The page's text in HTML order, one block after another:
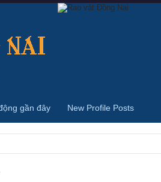
gần đây New Profile Posts